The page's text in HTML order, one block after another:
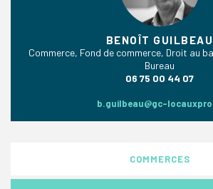
BENOÎT GUILBEAU
Commerce, Fond de commerce, Droit au
Bureau
06 75 00 44 07
b.guilbeau@gc-
COMMERCES